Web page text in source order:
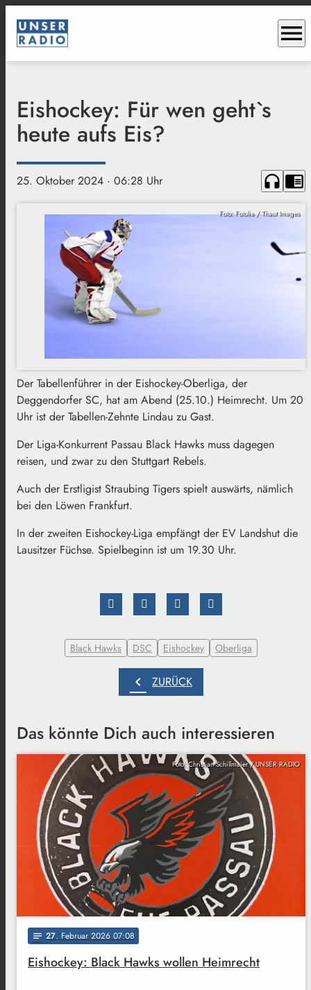
menu
Eishockey: Für wen geht`s
heute aufs Eis?
25. Oktober 2024 · 06:28 Uhr headphones chrome_reader_mode
Foto: Fotolia / Thaut Images
Der Tabellenführer in der Eishockey-Oberliga, der
Deggendorfer SC, hat am Abend (25.10.) Heimrecht. Um 20
Uhr ist der Tabellen-Zehnte Lindau zu Gast.
Der Liga-Konkurrent Passau Black Hawks muss dagegen
reisen, und zwar zu den Stuttgart Rebels.
Auch der Erstligist Straubing Tigers spielt auswärts, nämlich
bei den Löwen Frankfurt.
In der zweiten Eishockey-Liga empfängt der EV Landshut die
Lausitzer Füchse. Spielbeginn ist um 19.30 Uhr.
Black Hawks DSC Eishockey Oberliga
chevron_left ZURÜCK
Das könnte Dich auch interessieren
Foto: Christian Schillmaier / UNSER RADIO
notes 27. Februar 2026 07:08
Eishockey: Black Hawks wollen Heimrecht